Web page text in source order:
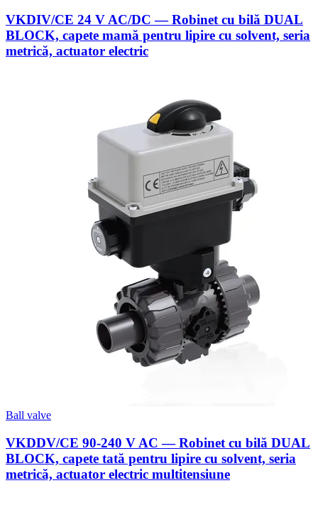
VKDIV/CE 24 V AC/DC — Robinet cu bilă DUAL
BLOCK, capete mamă pentru lipire cu solvent, seria
metrică, actuator electric
Ball valve
VKDDV/CE 90-240 V AC — Robinet cu bilă DUAL
BLOCK, capete tată pentru lipire cu solvent, seria
metrică, actuator electric multitensiune